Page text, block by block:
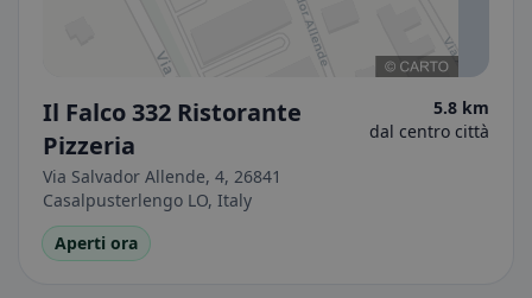
Il Falco 332 Ristorante
Pizzeria
Via Salvador Allende, 4, 26841
Casalpusterlengo LO, Italy
5.8 km
dal centro città
Aperti ora